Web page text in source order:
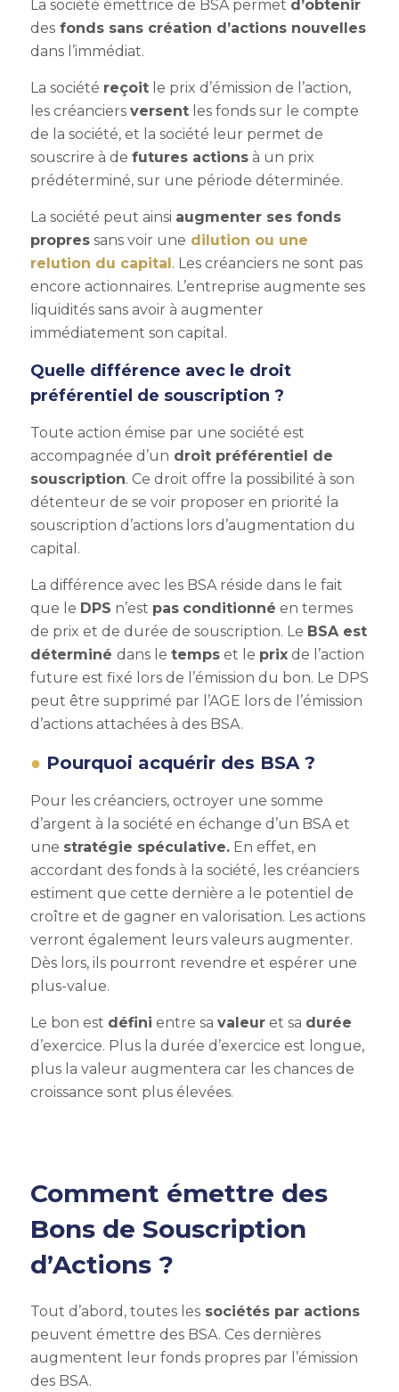
La société émettrice de BSA permet d’obtenir
desfonds sans création d’actions nouvelles
dans l’immédiat.
La société reçoitle prix d’émission de l’action,
les créanciers versentles fonds sur le compte
de la société, et la société leur permet de
souscrire à de futures actionsà un prix
prédéterminé, sur une période déterminée.
La société peut ainsi augmenter ses fonds
propressans voir une dilution ou une
relution du capital. Les créanciers ne sont pas
encore actionnaires. L’entreprise augmente ses
liquidités sans avoir à augmenter
immédiatement son capital.
Quelle différence avec le droit
préférentiel de souscription ?
Toute action émise par une société est
accompagnée d’un droit préférentiel de
souscription. Ce droit offre la possibilité à son
détenteur de se voir proposer en priorité la
souscription d’actions lors d’augmentation du
capital.
La différence avec les BSA réside dans le fait
que le DPS n’est pas conditionné en termes
de prix et de durée de souscription. Le BSA est
déterminé dans le tempset le prixde l’action
future est fixé lors de l’émission du bon. Le DPS
peut être supprimé par l’AGE lors de l’émission
d’actions attachées à des BSA.
Pourquoi acquérir des BSA ?
Pour les créanciers, octroyer une somme
d’argent à la société en échange d’un BSA et
une stratégie spéculative.En effet, en
accordant des fonds à la société, les créanciers
estiment que cette dernière a le potentiel de
croître et de gagner en valorisation. Les actions
verront également leurs valeurs augmenter.
Dès lors, ils pourront revendre et espérer une
plus-value.
Le bon est défini entre sa valeuret sa durée
d’exercice. Plus la durée d’exercice est longue,
plus la valeur augmentera car les chances de
croissance sont plus élevées.
Comment émettre des
Bons de Souscription
d’Actions ?
Tout d’abord, toutes lessociétés par actions
peuvent émettre des BSA. Ces dernières
augmentent leur fonds propres par l’émission
des BSA.